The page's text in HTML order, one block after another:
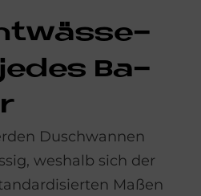
Ba­
Duschwannen
weshalb sich der
Maßen